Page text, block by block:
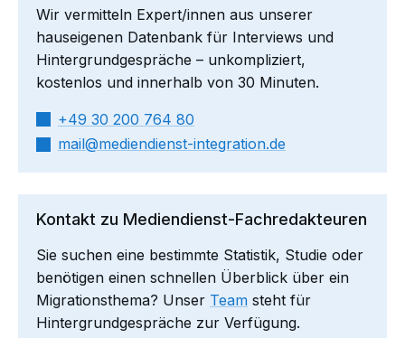
Wir vermitteln Expert/innen aus unserer
hauseigenen Datenbank für Interviews und
Hintergrundgespräche – unkompliziert,
kostenlos und innerhalb von 30 Minuten.
+49 30 200 764 80
mail​
mediendienst-integration.de
Kontakt zu Mediendienst-Fachredakteuren
Sie suchen eine bestimmte Statistik, Studie oder
benötigen einen schnellen Überblick über ein
Migrationsthema? Unser Team steht für
Hintergrundgespräche zur Verfügung.